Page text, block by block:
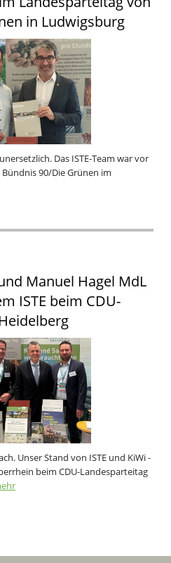
in Ludwigsburg
Das ISTE-Team war vor
90/Die Grünen im
Manuel Hagel MdL
ISTE beim CDU-
Unser Stand von ISTE und KiWi -
beim CDU-Landesparteitag